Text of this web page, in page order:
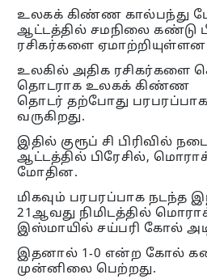
உலகக் கிண்ண கால்பந்து
ஆட்டத்தில் சமநிலை கண்டு
ரசிகர்களை
உலகில் அதிக ரசிகர்களை
தொடராக உலகக் கிண்ண
தொடர் தற்போது
வருகிறது.
இதில் குரூப் சி பிரிவில்
ஆட்டத்தில் பிரேசில்,
மோதின.
மிகவும் பரபரப்பாக நடந்த
21ஆவது நிமிடத்தில்
இஸ்மாயில் சய்பரி கோல்
இதனால் 1-0 என்ற கோல்
முன்னிலை பெற்றது.